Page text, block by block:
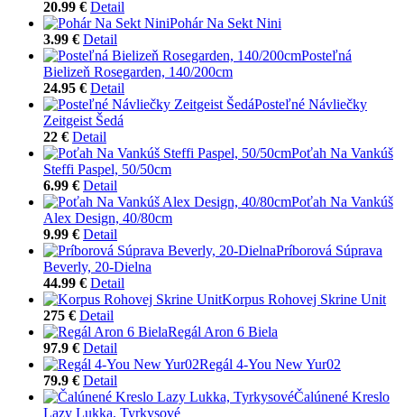
20.99 € Detail
Pohár Na Sekt Nini
3.99 € Detail
Posteľná
Bielizeň Rosegarden, 140/200cm
24.95 € Detail
Posteľné Návliečky
Zeitgeist Šedá
22 € Detail
Poťah Na Vankúš
Steffi Paspel, 50/50cm
6.99 € Detail
Poťah Na Vankúš
Alex Design, 40/80cm
9.99 € Detail
Príborová Súprava
Beverly, 20-Dielna
44.99 € Detail
Korpus Rohovej Skrine Unit
275 € Detail
Regál Aron 6 Biela
97.9 € Detail
Regál 4-You New Yur02
79.9 € Detail
Čalúnené Kreslo
Lazy Lukka, Tyrkysové